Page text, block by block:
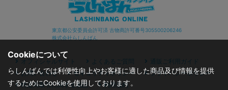
東京都公安委員会許可済 古物商許可番号305500206246
株式会社らしんばん
オフィシャルサイト よくあるご質問
通販ご利用ガイド
お問い合わせ
セキュリティポリシー
プライバシーポリシー
特定商取引に関する表記
利用規約
Cookieについて
らしんばんでは利便性向上やお客様に適した商品及び情報を提供
するためにCookieを使用しております。